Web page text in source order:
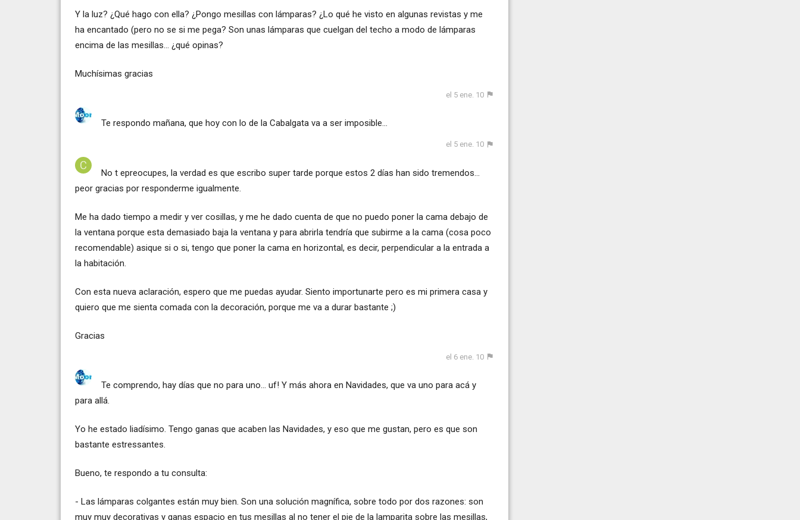
Y la luz? ¿Qué hago con ella? ¿Pongo mesillas con lámparas? ¿Lo qué he visto en algunas revistas y me
ha encantado (pero no se si me pega? Son unas lámparas que cuelgan del techo a modo de lámparas
encima de las mesillas... ¿qué opinas?
Muchísimas gracias
el 5 ene. 10
Te respondo mañana, que hoy con lo de la Cabalgata va a ser imposible...
el 5 ene. 10
No t epreocupes, la verdad es que escribo super tarde porque estos 2 días han sido tremendos...
peor gracias por responderme igualmente.
Me ha dado tiempo a medir y ver cosillas, y me he dado cuenta de que no puedo poner la cama debajo de
la ventana porque esta demasiado baja la ventana y para abrirla tendría que subirme a la cama (cosa poco
recomendable) asique si o si, tengo que poner la cama en horizontal, es decir, perpendicular a la entrada a
la habitación.
Con esta nueva aclaración, espero que me puedas ayudar. Siento importunarte pero es mi primera casa y
quiero que me sienta comada con la decoración, porque me va a durar bastante ;)
Gracias
el 6 ene. 10
Te comprendo, hay días que no para uno... uf! Y más ahora en Navidades, que va uno para acá y
para allá.
Yo he estado liadísimo. Tengo ganas que acaben las Navidades, y eso que me gustan, pero es que son
bastante estressantes.
Bueno, te respondo a tu consulta:
- Las lámparas colgantes están muy bien. Son una solución magnífica, sobre todo por dos razones: son
muy muy decorativas y ganas espacio en tus mesillas al no tener el pie de la lamparita sobre las mesillas,